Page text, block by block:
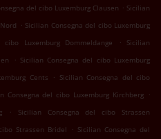
del cibo Luxemburg Clausen . Sicilian
. Sicilian Consegna del cibo Luxemburg
Luxemburg Dommeldange .
Sicilian
. Sicilian Consegna del cibo Luxemburg
Cents . Sicilian Consegna del cibo
Consegna del cibo Luxemburg Kirchberg .
.
Sicilian Consegna del cibo Strassen
Strassen Bridel . Sicilian Consegna del